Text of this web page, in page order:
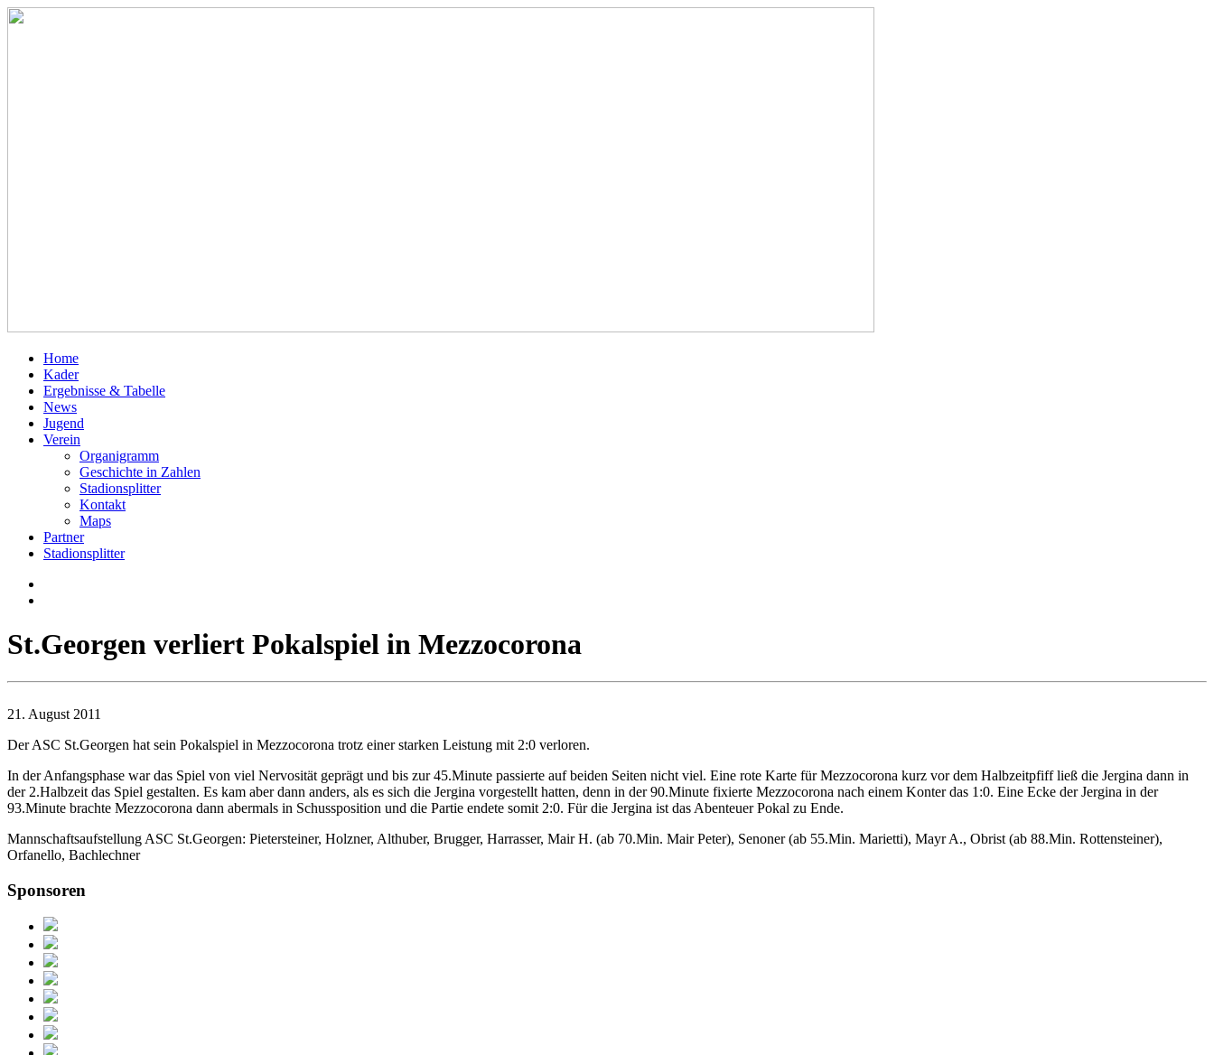
Home
Kader
Ergebnisse & Tabelle
News
Jugend
Verein
Organigramm
Geschichte in Zahlen
Stadionsplitter
Kontakt
Maps
Partner
Stadionsplitter
St.Georgen verliert Pokalspiel in Mezzocorona
21. August 2011
Der ASC St.Georgen hat sein Pokalspiel in Mezzocorona trotz einer starken Leistung mit 2:0 verloren.
In der Anfangsphase war das Spiel von viel Nervosität geprägt und bis zur 45.Minute passierte auf beiden Seiten nicht viel. Eine rote Karte für Mezzocorona kurz vor dem Halbzeitpfiff ließ die Jergina dann in
der 2.Halbzeit das Spiel gestalten. Es kam aber dann anders, als es sich die Jergina vorgestellt hatten, denn in der 90.Minute fixierte Mezzocorona nach einem Konter das 1:0. Eine Ecke der Jergina in der
93.Minute brachte Mezzocorona dann abermals in Schussposition und die Partie endete somit 2:0. Für die Jergina ist das Abenteuer Pokal zu Ende.
Mannschaftsaufstellung ASC St.Georgen: Pietersteiner, Holzner, Althuber, Brugger, Harrasser, Mair H. (ab 70.Min. Mair Peter), Senoner (ab 55.Min. Marietti), Mayr A., Obrist (ab 88.Min. Rottensteiner),
Orfanello, Bachlechner
Sponsoren